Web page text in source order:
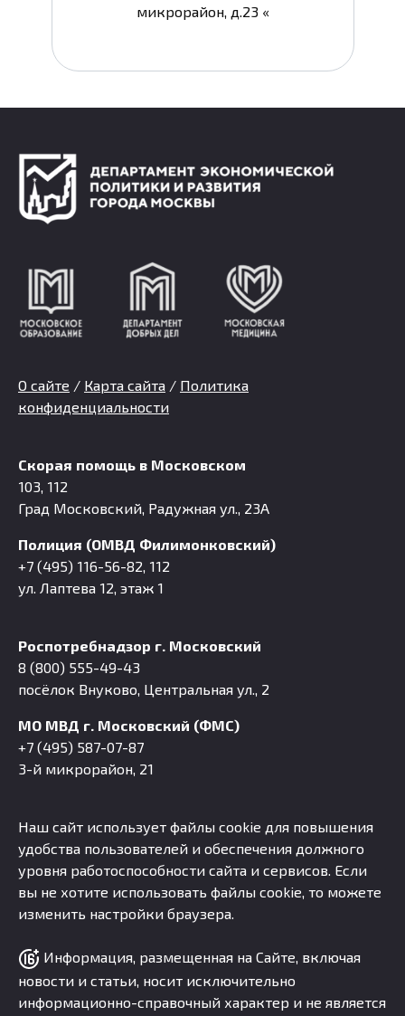
микрорайон, д.23 «
О сайте / Карта сайта / Политика
конфиденциальности
Скорая помощь в Московском
103, 112
Град Московский, Радужная ул., 23А
Полиция (ОМВД Филимонковский)
+7 (495) 116-56-82, 112
ул. Лаптева 12, этаж 1
Роспотребнадзор г. Московский
8 (800) 555-49-43
посёлок Внуково, Центральная ул., 2
МО МВД г. Московский (ФМС)
+7 (495) 587-07-87
3-й микрорайон, 21
Наш сайт использует файлы cookie для повышения
удобства пользователей и обеспечения должного
уровня работоспособности сайта и сервисов. Если
вы не хотите использовать файлы cookie, то можете
изменить настройки браузера.
Информация, размещенная на Сайте, включая
новости и статьи, носит исключительно
информационно-справочный характер и не является